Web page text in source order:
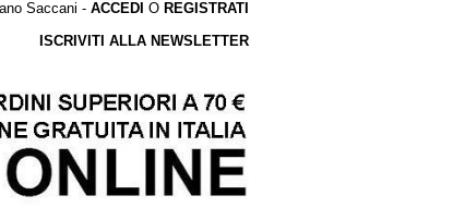
Saccani - ACCEDI O REGISTRATI
ISCRIVITI ALLA NEWSLETTER